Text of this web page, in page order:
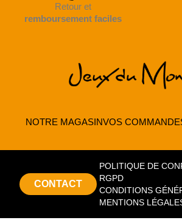
Retour et
remboursement faciles
NOTRE MAGASINVOS
CONTACT
POLITIQUE DE
RGPD
CONDITIONS
MENTIONS